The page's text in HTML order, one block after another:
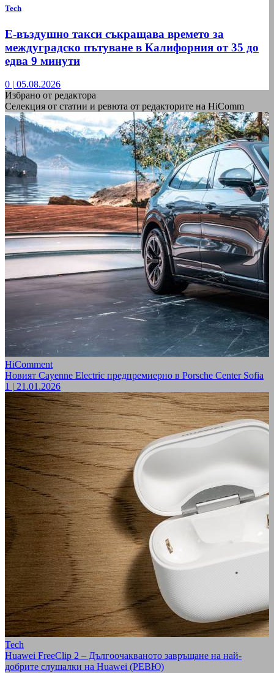
Tech
Е-въздушно такси съкращава времето за
междуградско пътуване в Калифорния от 35 до
едва 9 минути
0 | 05.08.2026
Избрано от редактора
Селекция от статии и ревюта от редакторите на HiComm
HiComment
Новият Cayenne Electric предпремиерно в Porsche Center Sofia
1 | 21.01.2026
Tech
Huawei FreeClip 2 – Дългоочакваното завръщане на най-
добрите слушалки на Huawei (РЕВЮ)